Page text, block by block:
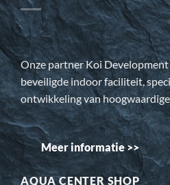
Onze partner Koi
beveiligde indoor faciliteit,
ontwikkeling van
Meer informatie >>
AQUA CENTER SHOP